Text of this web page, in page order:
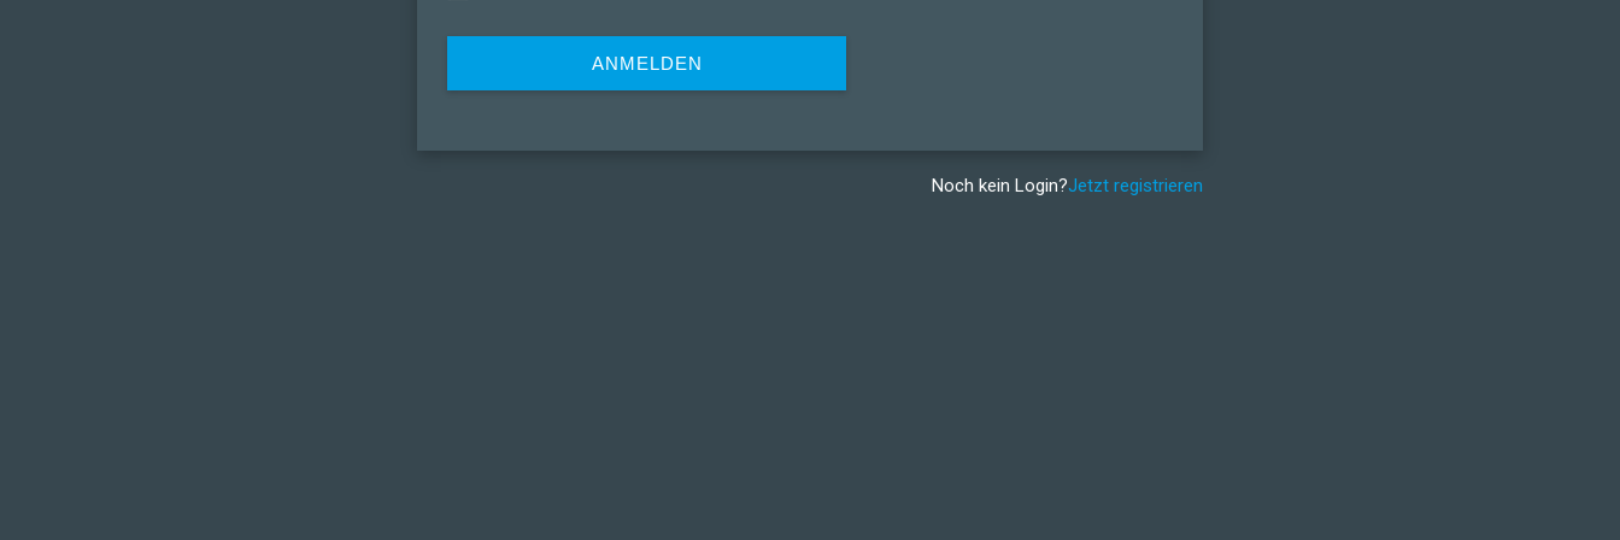
ANMELDEN
Noch kein Login?Jetzt registrieren